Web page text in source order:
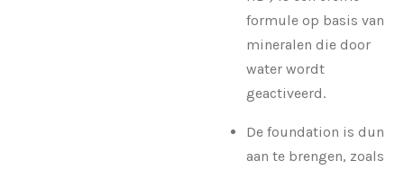
formule op basis van
mineralen die door
water wordt
geactiveerd.
De foundation is dun
aan te brengen, zoals